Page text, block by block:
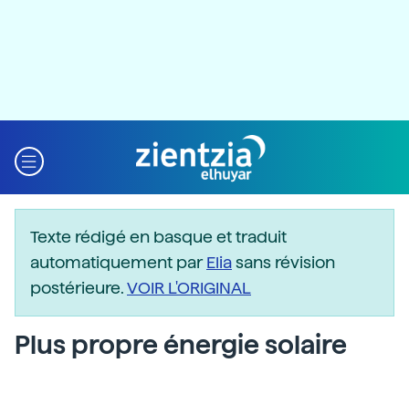
Texte rédigé en basque et traduit
automatiquement parEliasans révision
postérieure.VOIR L'ORIGINAL
Plus propre énergie solaire